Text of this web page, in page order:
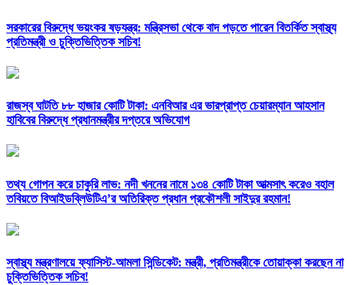
সরকারের বিরুদ্ধে ভয়ংকর ষড়যন্ত্র: মন্ত্রিসভা থেকে বাদ পড়তে পারেন বিতর্কিত স্বাস্থ্য
প্রতিমন্ত্রী ও চুক্তিভিত্তিক সচিব!
রাজস্ব ঘাটতি ৮৮ হাজার কোটি টাকা: এনবিআর এর ভারপ্রাপ্ত চেয়ারম্যান আহসান
হাবিবের বিরুদ্ধে প্রধানমন্ত্রীর দপ্তরে অভিযোগ
তথ্য গোপন করে চাকুরি লাভ: নদী খননের নামে ১৩৪ কোটি টাকা আত্মসাৎ করেও বহাল
তবিয়তে বিআইডব্লিউটিএ’র অতিরিক্ত প্রধান প্রকৌশলী সাইদুর রহমান!
স্বাস্থ্য মন্ত্রণালয়ে ফ্যাসিস্ট-আমলা সিন্ডিকেট: মন্ত্রী, প্রতিমন্ত্রীকে তোয়াক্কা করছেন না
চুক্তিভিত্তিক সচিব!